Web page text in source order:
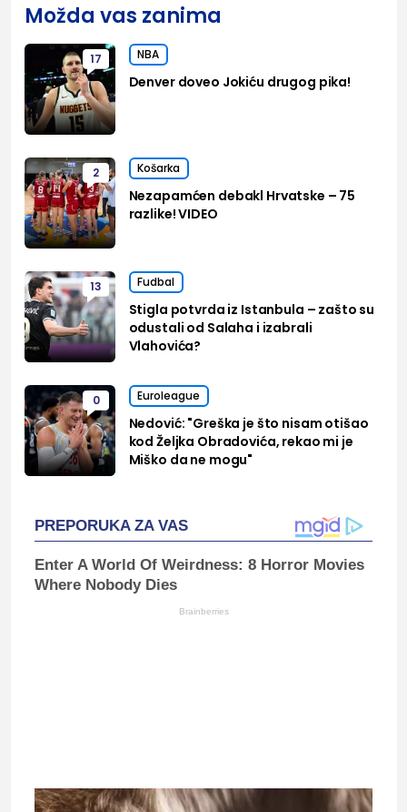
Možda vas zanima
17 NBA
Denver doveo Jokiću drugog pika!
2 Košarka
Nezapamćen debakl Hrvatske – 75
razlike! VIDEO
13 Fudbal
Stigla potvrda iz Istanbula – zašto su
odustali od Salaha i izabrali
Vlahovića?
0 Euroleague
Nedović: "Greška je što nisam otišao
kod Željka Obradovića, rekao mi je
Miško da ne mogu"
PREPORUKA ZA VAS
Enter A World Of Weirdness: 8 Horror Movies
Where Nobody Dies
Brainberries